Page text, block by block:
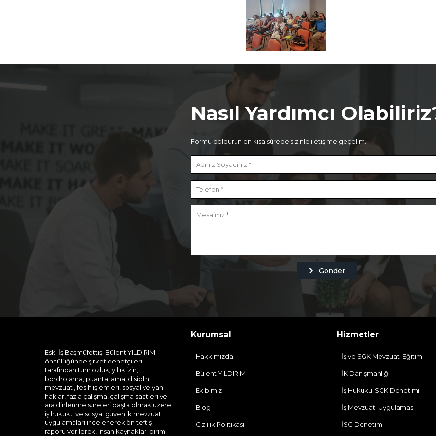
Nasıl Yardımcı
Formu doldurun en kısa sürede sizinle iletişime geçelim.
Gönder
Eski İş Başmüfettişi Bülent YILDIRIM
öncülüğünde şirket denetçileri
tarafından tüm özlük, yıllık izin,
bordrolama, puantajlama, disiplin
mevzuatı, fesih işlemleri, sosyal ve yan
haklar, fazla çalışma, çalışma saatleri ve
ara dinlenme süreleri başta olmak üzere
iş hukuku ve sosyal güvenlik mevzuatı
uygulamaları incelenerek ön teftiş
raporu verilerek, insan kaynakları birimi
Kurumsal
Hakkımızda
Bülent YILDIRIM
Ekibimiz
Blog
Gizlilik Politikası
Hizmetler
İş ve SGK Mevzuatı Eğitimi
İK Danışmanlığı
İş Hukuku-SGK Denetimi
İş Mevzuatı Uygulaması
İSG Denetimi